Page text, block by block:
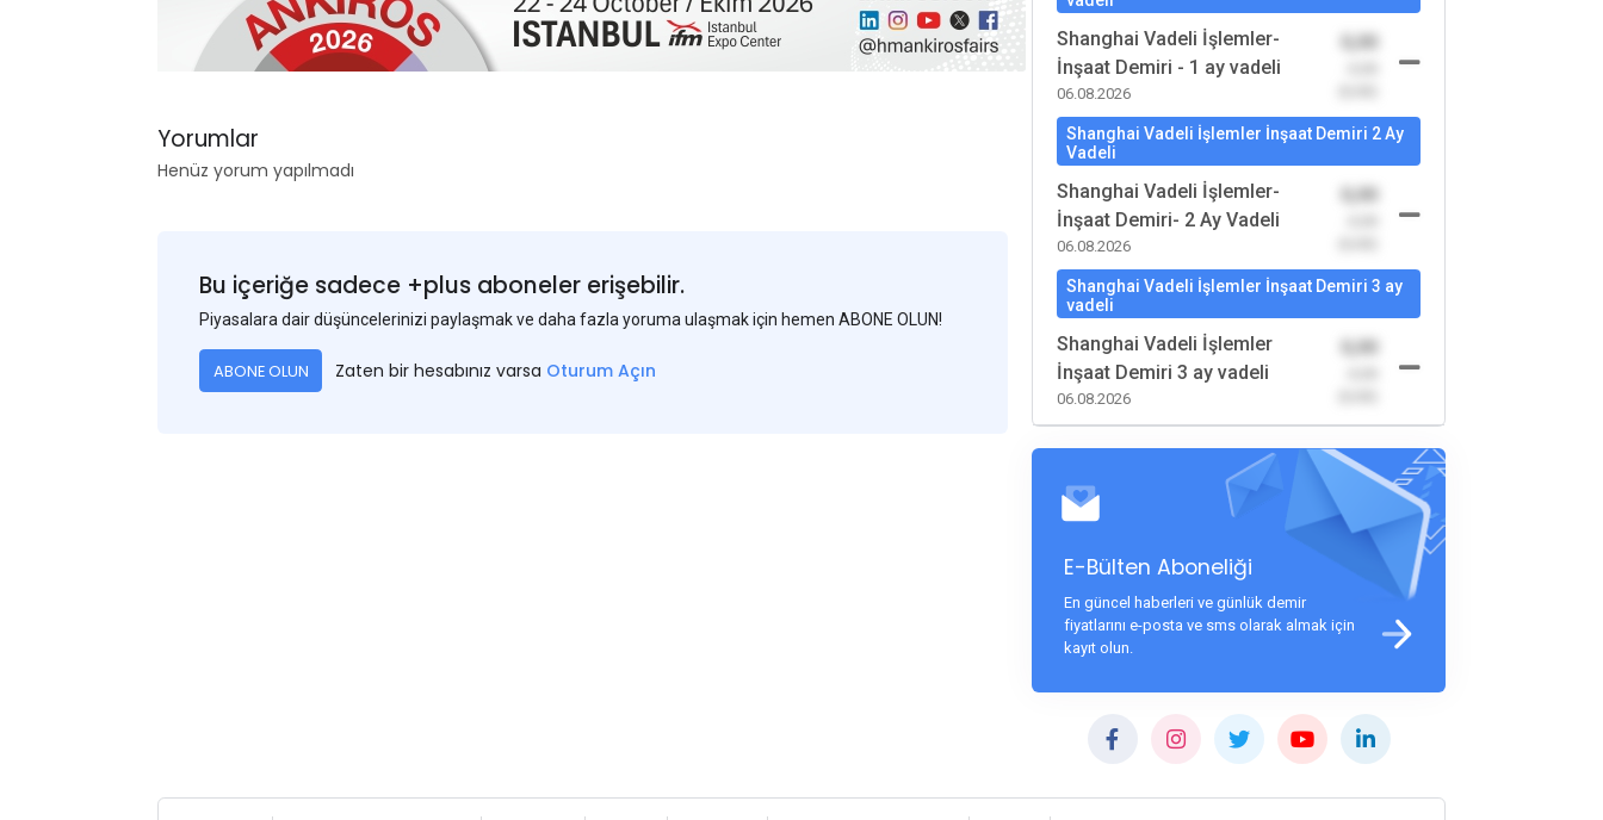
Yorumlar
Henüz yorum yapılmadı
Bu içeriğe sadece +plus aboneler erişebilir.
Piyasalara dair düşüncelerinizi paylaşmak ve daha fazla yoruma ulaşmak için hemen ABONE OLUN!
ABONE OLUN Zaten bir hesabınız varsa Oturum Açın
Shanghai Vadeli İşlemler-
İnşaat Demiri - 1 ay vadeli
06.08.2026
0,00
Shanghai Vadeli İşlemler İnşaat Demiri 2 Ay
Vadeli
Shanghai Vadeli İşlemler-
İnşaat Demiri- 2 Ay Vadeli
06.08.2026
0,00
Shanghai Vadeli İşlemler İnşaat Demiri 3 ay
vadeli
Shanghai Vadeli İşlemler
İnşaat Demiri 3 ay vadeli
06.08.2026
0,00
E-Bülten Aboneliği
En güncel haberleri ve günlük demir
fiyatlarını e-posta ve sms olarak almak için
kayıt olun.